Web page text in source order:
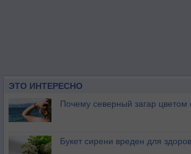
ЭТО ИНТЕРЕСНО
Почему северный загар цветом
Букет сирени вреден для